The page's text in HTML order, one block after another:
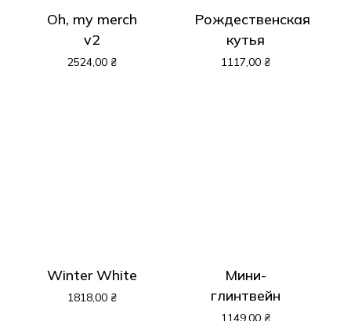
Oh, my merch
v2
2524,00 ₴
Рождественская
кутья
1117,00 ₴
Winter White
1818,00 ₴
Мини-
глинтвейн
1149,00 ₴